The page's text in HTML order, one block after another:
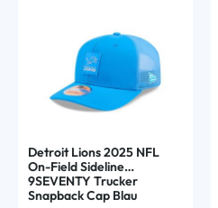
Detroit Lions 2025 NFL
On-Field Sideline
9SEVENTY Trucker
Snapback Cap Blau